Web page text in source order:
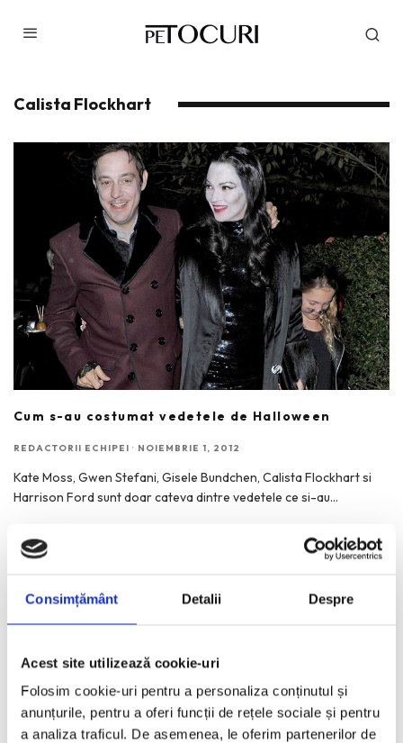
Consimțământ Detalii Despre
Acest site utilizează cookie-uri
Folosim cookie-uri pentru a personaliza conținutul și
anunțurile, pentru a oferi funcții de rețele sociale și pentru
a analiza traficul. De asemenea, le oferim partenerilor de
Calista Flockhart
Cum s-au costumat vedetele de Halloween
REDACTORII ECHIPEI · NOIEMBRIE 1, 2012
Kate Moss, Gwen Stefani, Gisele Bundchen, Calista Flockhart si
Harrison Ford sunt doar cateva dintre vedetele ce si-au...
RECENT POSTS
Bucurestiul pe harta globala a Mercedes-Benz
Funda, element cheie in designul rochiilor de ocazie
KAWS: Art & Comix la Albertina Modern – cand benzile
desenate intra in muzeu